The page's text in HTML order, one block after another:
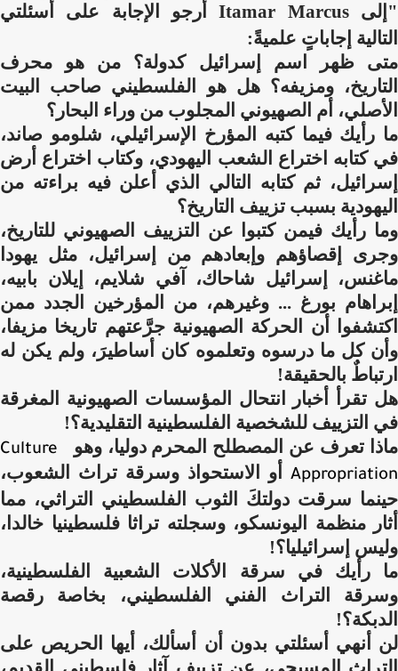
"إلىItamar Marcusأرجو الإجابة على أسئلتي
التالية إجاباتٍ علميةً:
متى ظهر اسم إسرائيل كدولة؟ من هو محرف
التاريخ، ومزيفه؟ هل هو الفلسطيني صاحب البيت
الأصلي، أم الصهيوني المجلوب من وراء البحار؟
ما رأيك فيما كتبه المؤرخ الإسرائيلي، شلومو صاند،
في كتابه اختراع الشعب اليهودي، وكتاب اختراع أرض
إسرائيل، ثم كتابه التالي الذي أعلن فيه براءته من
اليهودية بسبب تزييف التاريخ؟
وما رأيك فيمن كتبوا عن التزييف الصهيوني للتاريخ،
وجرى إقصاؤهم وإبعادهم من إسرائيل، مثل يهودا
ماغنس، إسرائيل شاحاك، آفي شلايم، إيلان بابيه،
إبراهام بورغ ... وغيرهم، من المؤرخين الجدد ممن
اكتشفوا أن الحركة الصهيونية جرَّعتهم تاريخا مزيفا،
وأن كل ما درسوه وتعلموه كان أساطيرَ، ولم يكن له
ارتباطٌ بالحقيقة!
هل تقرأ أخبار انتحال المؤسسات الصهيونية المغرقة
في التزييف للشخصية الفلسطينية التقليدية؟!
ماذا تعرف عن المصطلح المحرم دوليا، وهو
Culture
Appropriation أو الاستحواذ وسرقة تراث الشعوب،
حينما سرقت دولتكَ الثوب الفلسطيني التراثي، مما
أثار منظمة اليونسكو، وسجلته تراثا فلسطينيا خالدا،
وليس إسرائيليا؟!
ما رأيك في سرقة الأكلات الشعبية الفلسطينية،
وسرقة التراث الفني الفلسطيني، بخاصة رقصة
الدبكة؟!
لن أنهي أسئلتي بدون أن أسألك، أيها الحريص على